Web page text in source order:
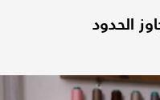
الحدود